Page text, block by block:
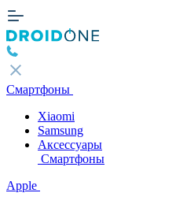
Смартфоны
Xiaomi
Samsung
Аксессуары
Смартфоны
Apple